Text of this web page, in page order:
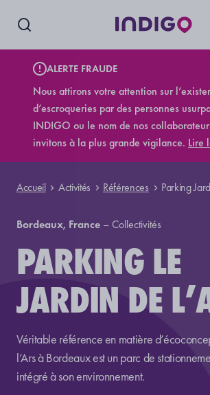
ALERTE FRAUDE
Nous attirons votre attention sur
d’escroqueries par des personnes
INDIGO ou le nom de nos
invitons à la plus grande vigilance. Lire
Accueil Activités Références Parking
Bordeaux, France – Collectivités
PARKING LE
JARDIN DE
Véritable référence en matière
l’Ars à Bordeaux est un parc de
intégré à son environnement.